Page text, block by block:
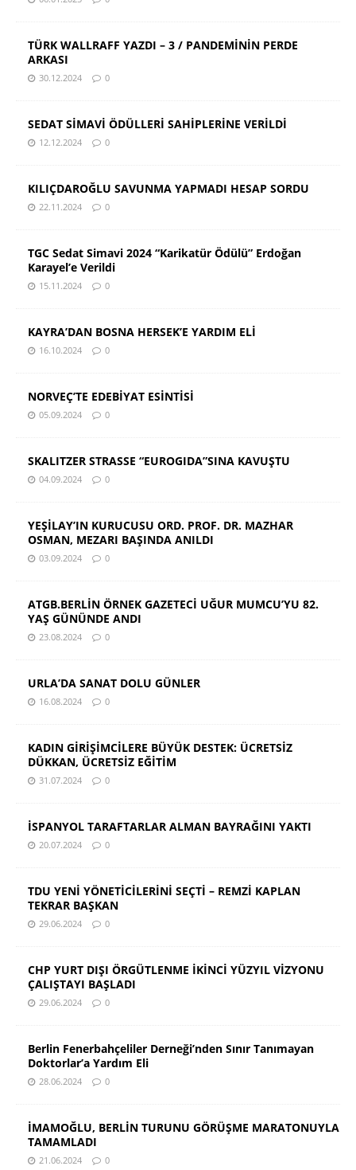
TÜRK WALLRAFF YAZDI – 3 / PANDEMİNİN PERDE
ARKASI
30.12.2024 0
SEDAT SİMAVİ ÖDÜLLERİ SAHİPLERİNE VERİLDİ
12.12.2024 0
KILIÇDAROĞLU SAVUNMA YAPMADI HESAP SORDU
22.11.2024 0
TGC Sedat Simavi 2024 “Karikatür Ödülü” Erdoğan
Karayel’e Verildi
15.11.2024 0
KAYRA’DAN BOSNA HERSEK’E YARDIM ELİ
16.10.2024 0
NORVEÇ’TE EDEBİYAT ESİNTİSİ
05.09.2024 0
SKALITZER STRASSE “EUROGIDA”SINA KAVUŞTU
04.09.2024 0
YEŞİLAY’IN KURUCUSU ORD. PROF. DR. MAZHAR
OSMAN, MEZARI BAŞINDA ANILDI
03.09.2024 0
ATGB.BERLİN ÖRNEK GAZETECİ UĞUR MUMCU’YU 82.
YAŞ GÜNÜNDE ANDI
23.08.2024 0
URLA’DA SANAT DOLU GÜNLER
16.08.2024 0
KADIN GİRİŞİMCİLERE BÜYÜK DESTEK: ÜCRETSİZ
DÜKKAN, ÜCRETSİZ EĞİTİM
31.07.2024 0
İSPANYOL TARAFTARLAR ALMAN BAYRAĞINI YAKTI
20.07.2024 0
TDU YENİ YÖNETİCİLERİNİ SEÇTİ – REMZİ KAPLAN
TEKRAR BAŞKAN
29.06.2024 0
CHP YURT DIŞI ÖRGÜTLENME İKİNCİ YÜZYIL VİZYONU
ÇALIŞTAYI BAŞLADI
29.06.2024 0
Berlin Fenerbahçeliler Derneği’nden Sınır Tanımayan
Doktorlar’a Yardım Eli
28.06.2024 0
İMAMOĞLU, BERLİN TURUNU GÖRÜŞME MARATONUYLA
TAMAMLADI
21.06.2024 0